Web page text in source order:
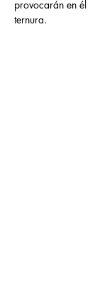
provocarán en
ternura.